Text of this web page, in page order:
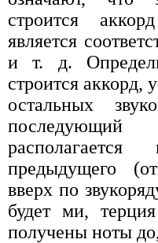
строится
является
и т. д.
строится аккорд,
остальных
предыдущего
вверх по
будет ми,
получены ноты